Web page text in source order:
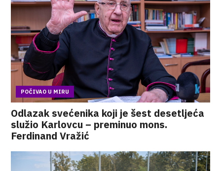
POČIVAO U MIRU
Odlazak svećenika koji je šest desetljeća
služio Karlovcu – preminuo mons.
Ferdinand Vražić